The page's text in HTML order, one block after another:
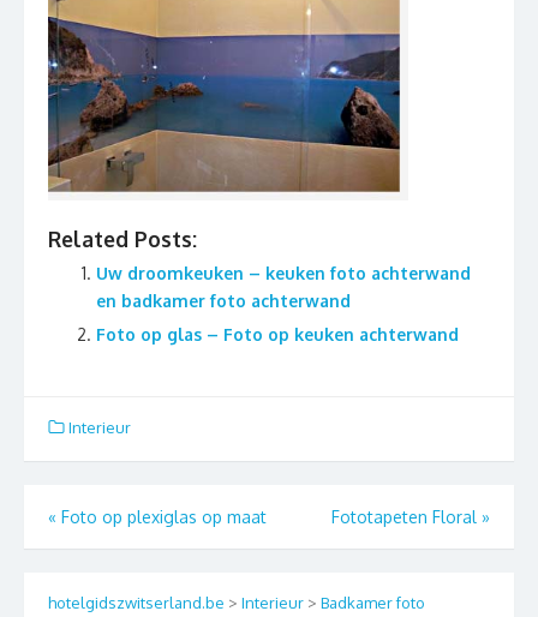
Related Posts:
Uw droomkeuken – keuken foto achterwand
en badkamer foto achterwand
Foto op glas – Foto op keuken achterwand
Interieur
Berichtnavigatie
« Foto op plexiglas op maat Fototapeten Floral »
hotelgidszwitserland.be > Interieur > Badkamer foto